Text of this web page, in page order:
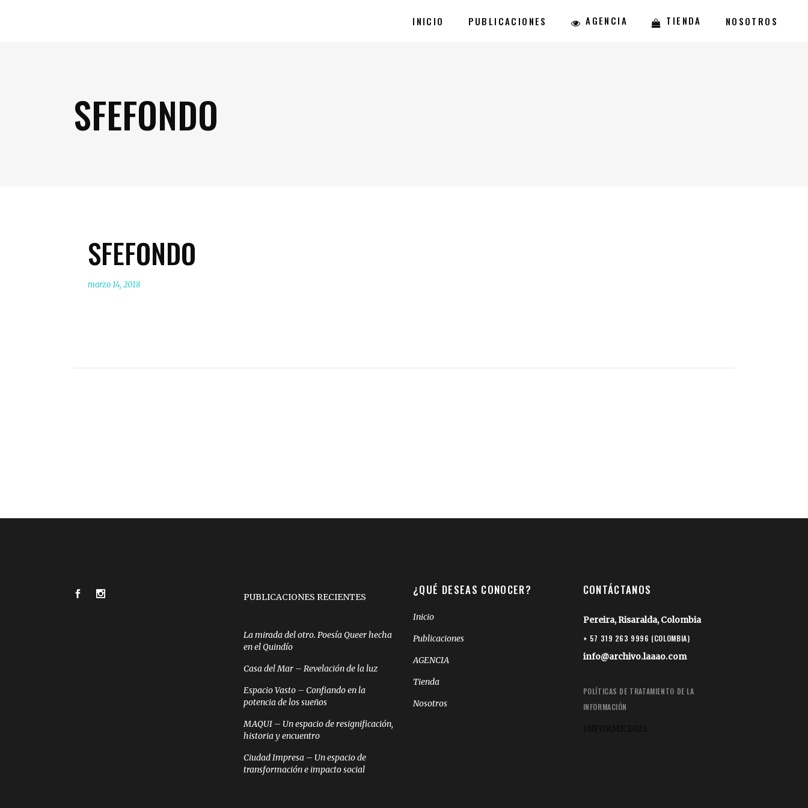
INICIO PUBLICACIONES AGENCIA TIENDA NOSOTROS
SFEFONDO
SFEFONDO
marzo 14, 2018
PUBLICACIONES RECIENTES
La mirada del otro. Poesía Queer hecha
en el Quindío
Casa del Mar – Revelación de la luz
Espacio Vasto – Confiando en la
potencia de los sueños
MAQUI – Un espacio de resignificación,
historia y encuentro
Ciudad Impresa – Un espacio de
transformación e impacto social
¿QUÉ DESEAS CONOCER?
Inicio
Publicaciones
AGENCIA
Tienda
Nosotros
CONTÁCTANOS
Pereira, Risaralda, Colombia
+ 57 319 263 9996 (COLOMBIA)
info@archivo.laaao.com
POLÍTICAS DE TRATAMIENTO DE LA
INFORMACIÓN